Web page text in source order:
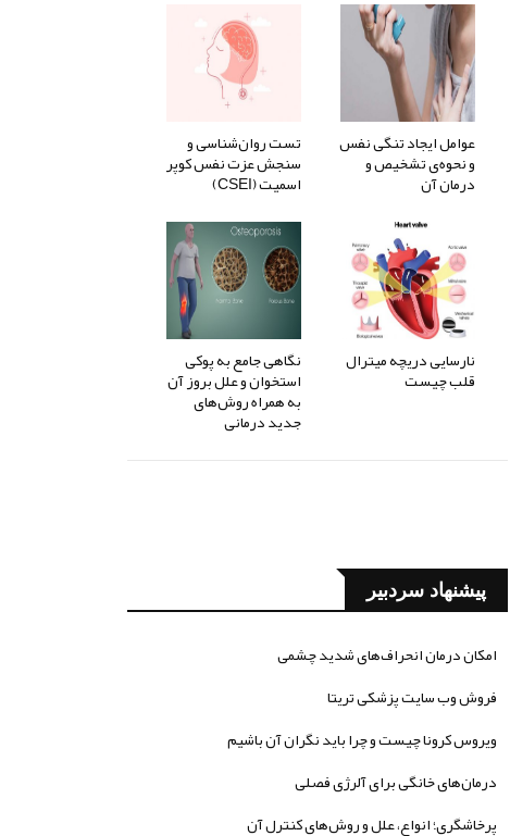
عوامل ایجاد تنگی نفس
و نحوه‌ی تشخیص و
درمان آن
تست روان‌شناسی و
سنجش عزت نفس کوپر
اسمیت (CSEI)
نارسایی دریچه میترال
قلب چیست
نگاهی جامع به پوکی
استخوان و علل بروز آن
به همراه روش‌های
جدید درمانی
پیشنهاد سردبیر
امکان درمان انحراف‌های شدید چشمی
فروش وب سایت پزشکی تریتا
ویروس کرونا چیست و چرا باید نگران آن باشیم
درمان‌های خانگی برای آلرژی فصلی
پرخاشگری؛ انواع، علل و روش‌های کنترل آن